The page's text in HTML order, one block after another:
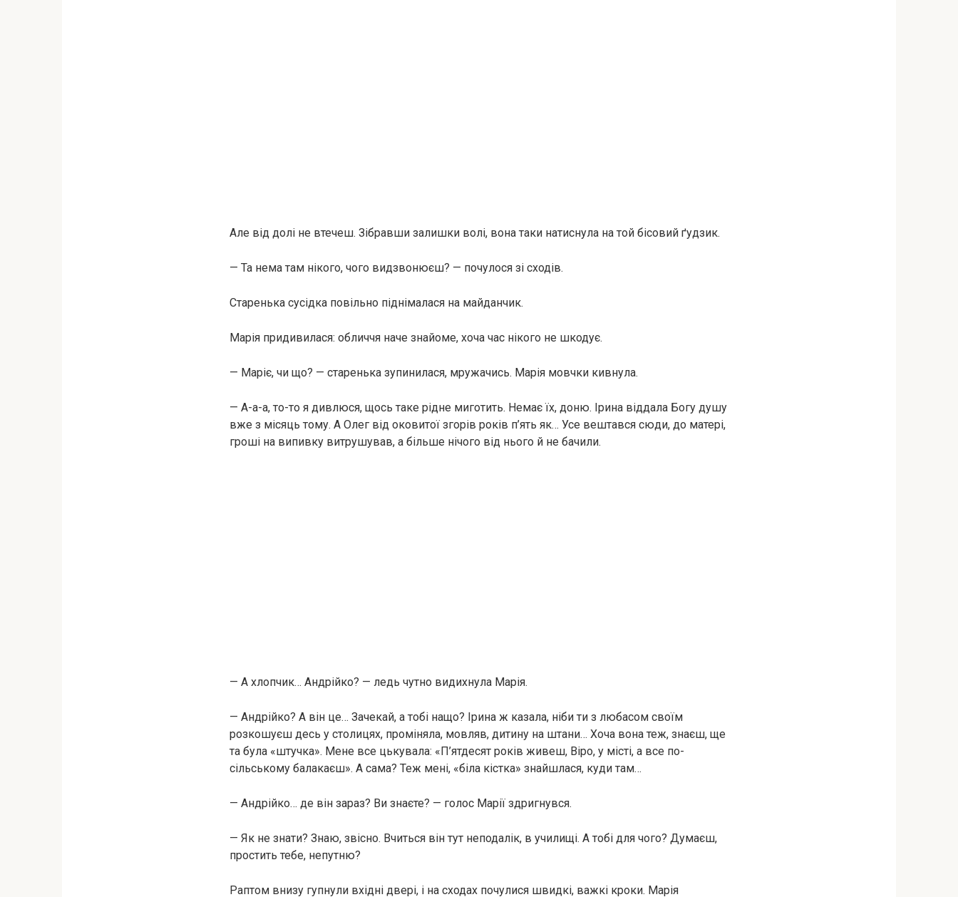
Але від долі не втечеш. Зібравши залишки волі, вона таки натиснула на той бісовий ґудзик.
— Та нема там нікого, чого видзвонюєш? — почулося зі сходів.
Старенька сусідка повільно піднімалася на майданчик.
Марія придивилася: обличчя наче знайоме, хоча час нікого не шкодує.
— Маріє, чи що? — старенька зупинилася, мружачись. Марія мовчки кивнула.
— А-а-а, то-то я дивлюся, щось таке рідне миготить. Немає їх, доню. Ірина віддала Богу душу
вже з місяць тому. А Олег від оковитої згорів років п’ять як… Усе вештався сюди, до матері,
гроші на випивку витрушував, а більше нічого від нього й не бачили.
— А хлопчик… Андрійко? — ледь чутно видихнула Марія.
— Андрійко? А він це… Зачекай, а тобі нащо? Ірина ж казала, ніби ти з любасом своїм
розкошуєш десь у столицях, проміняла, мовляв, дитину на штани… Хоча вона теж, знаєш, ще
та була «штучка». Мене все цькувала: «П’ятдесят років живеш, Віро, у місті, а все по-
сільському балакаєш». А сама? Теж мені, «біла кістка» знайшлася, куди там…
— Андрійко… де він зараз? Ви знаєте? — голос Марії здригнувся.
— Як не знати? Знаю, звісно. Вчиться він тут неподалік, в училищі. А тобі для чого? Думаєш,
простить тебе, непутню?
Раптом внизу гупнули вхідні двері, і на сходах почулися швидкі, важкі кроки. Марія